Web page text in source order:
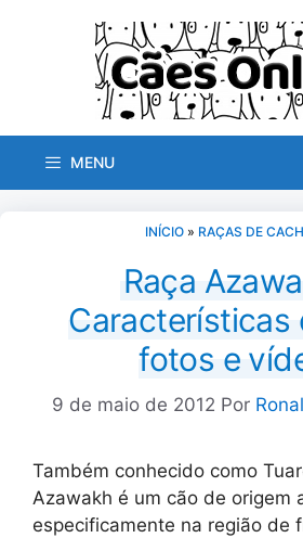
MENU
INÍCIO» RAÇAS DE
Raça
Características
fotos e
9 de maio de 2012 Por
Também conhecido como
Azawakh é um cão de origem
especificamente na região de